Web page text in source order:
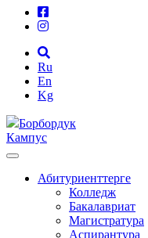
Ru
En
Kg
Борбордук
Кампус
Абитуриенттерге
Колледж
Бакалавриат
Магистратура
Аспирантура